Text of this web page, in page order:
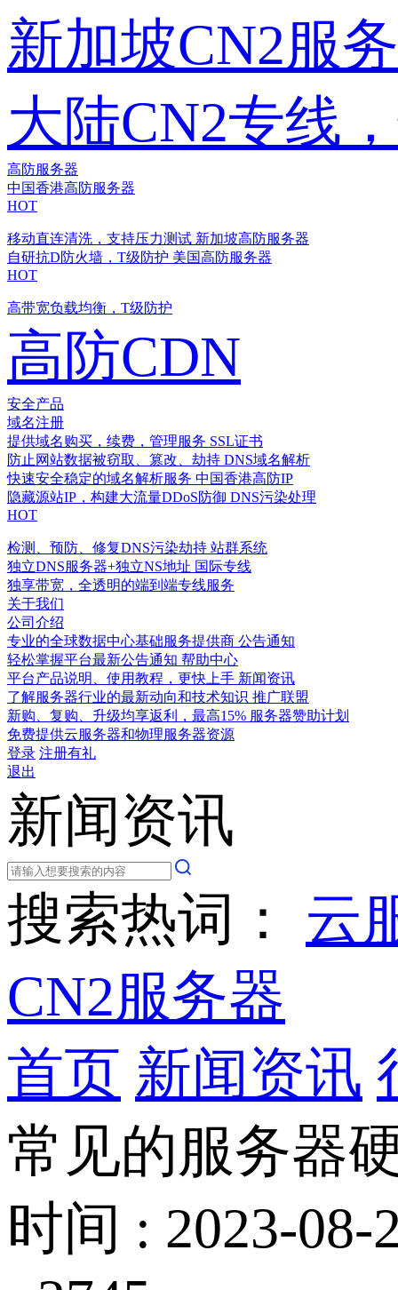
新加坡CN2服
大陆CN2专线
高防服务器
中国香港高防服务器
HOT
移动直连清洗，支持压力测试 新加坡高防服务器
自研抗D防火墙，T级防护 美国高防服务器
HOT
高带宽负载均衡，T级防护
高防CDN
安全产品
域名注册
提供域名购买，续费，管理服务 SSL证书
防止网站数据被窃取、篡改、劫持 DNS域名解析
快速安全稳定的域名解析服务 中国香港高防IP
隐藏源站IP，构建大流量DDoS防御 DNS污染处理
HOT
检测、预防、修复DNS污染劫持 站群系统
独立DNS服务器+独立NS地址 国际专线
独享带宽，全透明的端到端专线服务
关于我们
公司介绍
专业的全球数据中心基础服务提供商 公告通知
轻松掌握平台最新公告通知 帮助中心
平台产品说明、使用教程，更快上手 新闻资讯
了解服务器行业的最新动向和技术知识 推广联盟
新购、复购、升级均享返利，最高15% 服务器赞助计划
免费提供云服务器和物理服务器资源
登录 注册有礼
退出
新闻资讯
搜索热词： 云
CN2服务器
首页 新闻资讯
常见的服务器
时间 : 2023-08-